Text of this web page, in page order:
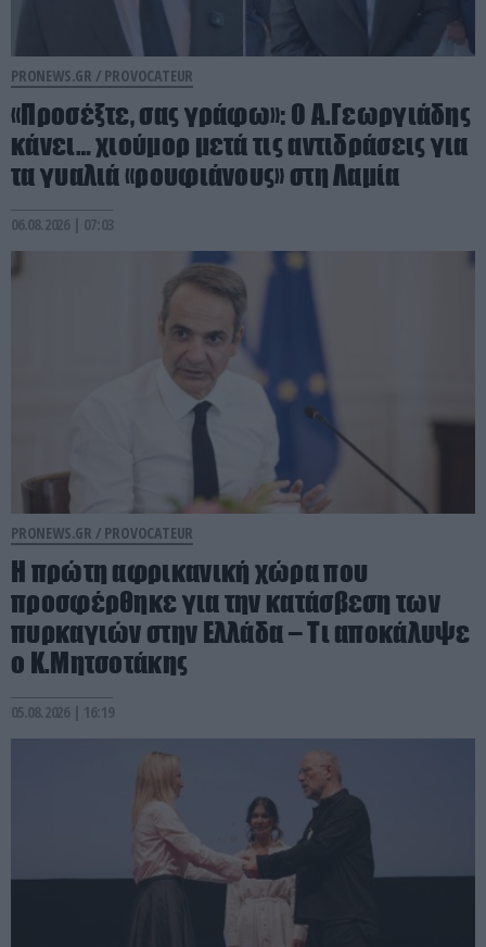
PRONEWS.GR / PROVOCATEUR
«Προσέξτε, σας γράφω»: Ο Α.Γεωργιάδης
κάνει… χιούμορ μετά τις αντιδράσεις για
τα γυαλιά «ρουφιάνους» στη Λαμία
06.08.2026 | 07:03
PRONEWS.GR / PROVOCATEUR
Η πρώτη αφρικανική χώρα που
προσφέρθηκε για την κατάσβεση των
πυρκαγιών στην Ελλάδα – Τι αποκάλυψε
ο Κ.Μητσοτάκης
05.08.2026 | 16:19